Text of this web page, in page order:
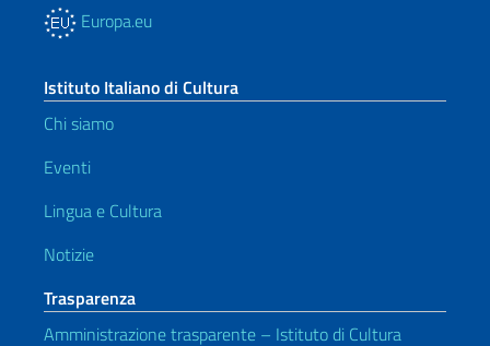
Europa.eu
Istituto Italiano di Cultura
Chi siamo
Eventi
Lingua e Cultura
Notizie
Trasparenza
Amministrazione trasparente – Istituto di Cultura